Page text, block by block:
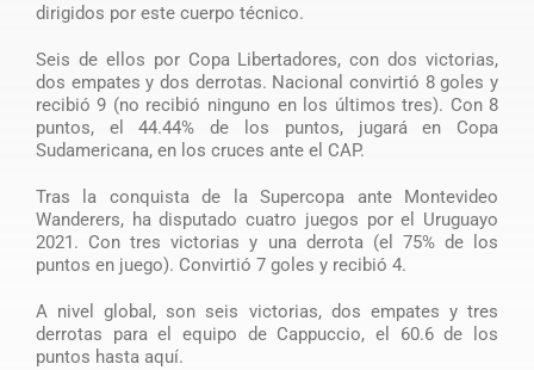
dirigidos por este cuerpo técnico.
Seis de ellos por Copa Libertadores, con dos victorias,
dos empates y dos derrotas. Nacional convirtió 8 goles y
recibió 9 (no recibió ninguno en los últimos tres). Con 8
puntos, el 44.44% de los puntos, jugará en Copa
Sudamericana, en los cruces ante el CAP.
Tras la conquista de la Supercopa ante Montevideo
Wanderers, ha disputado cuatro juegos por el Uruguayo
2021. Con tres victorias y una derrota (el 75% de los
puntos en juego). Convirtió 7 goles y recibió 4.
A nivel global, son seis victorias, dos empates y tres
derrotas para el equipo de Cappuccio, el 60.6 de los
puntos hasta aquí.